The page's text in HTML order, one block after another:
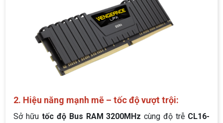
2. Hiệu năng mạnh mẽ – tốc độ vượt trội:
Sở hữu tốc độ Bus RAM 3200MHz cùng độ trễ CL16-